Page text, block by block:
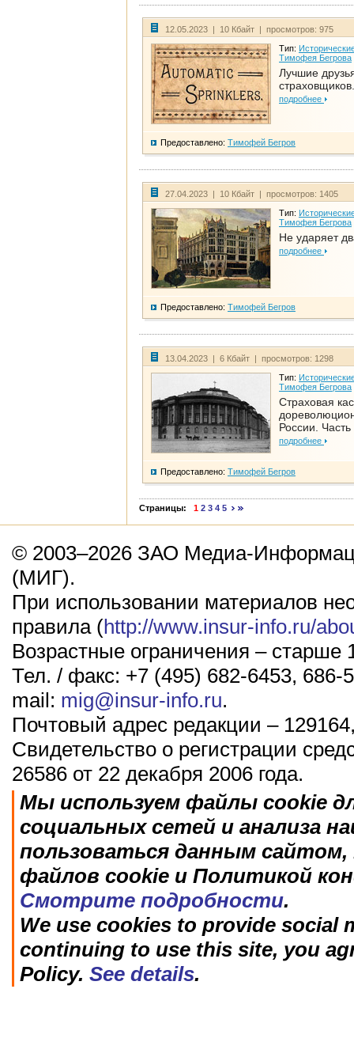
12.05.2023 | 10 Кбайт | просмотров: 975
Тип:
Тимофея Бегрова
Лучшие
подробнее
Предоставлено: Тимофей Бегров
27.04.2023 | 10 Кбайт | просмотров: 1405
Тип:
Тимофея Бегрова
Не ударяет
подробнее
Предоставлено: Тимофей Бегров
13.04.2023 | 6 Кбайт | просмотров: 1298
Тип:
Тимофея Бегрова
Страховая
России. Часть
подробнее
Предоставлено: Тимофей Бегров
Страницы: 1 2 3 4 5
© 2003–2026 ЗАО Медиа-
(МИГ).
При использовании материалов
правила (http://www.insur-info.ru/
Возрастные ограничения – старше
Тел. / факс: +7 (495) 682-6453, 686-
mail: mig@insur-info.ru.
Почтовый адрес редакции –
Свидетельство о регистрации
26586 от 22 декабря 2006 года.
Мы используем файлы cookie
социальных сетей и анализа
пользоваться данным
файлов cookie и Политикой
Смотрите подробности.
We use cookies to provide social
continuing to use this site, you
Policy. See details.